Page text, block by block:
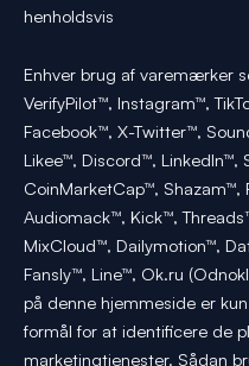
henholdsvis
Enhver brug af varemærker
VerifyPilot™, Instagram™,
Facebook™, X-Twitter™,
Likee™, Discord™,
CoinMarketCap™, Shazam™,
Audiomack™, Kick™,
MixCloud™, Dailymotion™,
Fansly™, Line™, Ok.ru
på denne hjemmeside er
formål for at identificere de
marketingtjenester. Sådan